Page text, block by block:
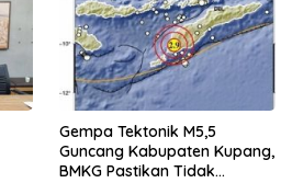
Gempa Tektonik M5,5
Guncang Kabupaten Kupang,
BMKG Pastikan Tidak